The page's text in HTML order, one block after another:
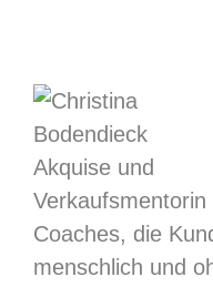
Coaches, die
menschlich und